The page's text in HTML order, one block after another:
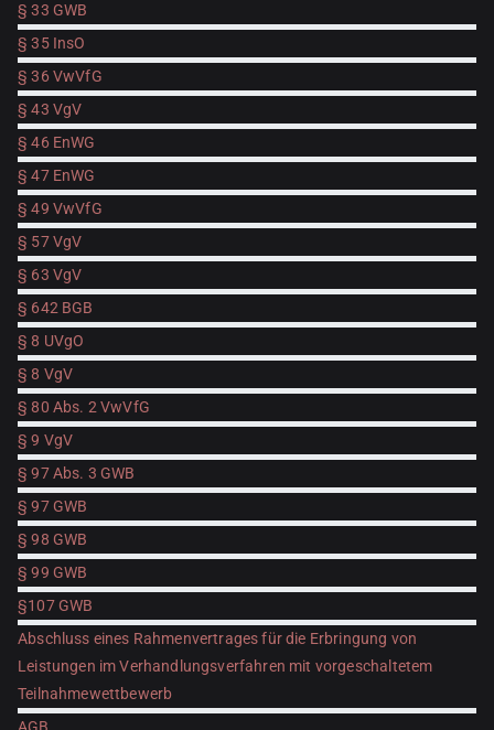
§ 33 GWB
§ 35 InsO
§ 36 VwVfG
§ 43 VgV
§ 46 EnWG
§ 47 EnWG
§ 49 VwVfG
§ 57 VgV
§ 63 VgV
§ 642 BGB
§ 8 UVgO
§ 8 VgV
§ 80 Abs. 2 VwVfG
§ 9 VgV
§ 97 Abs. 3 GWB
§ 97 GWB
§ 98 GWB
§ 99 GWB
§107 GWB
Abschluss eines Rahmenvertrages für die Erbringung von
Leistungen im Verhandlungsverfahren mit vorgeschaltetem
Teilnahmewettbewerb